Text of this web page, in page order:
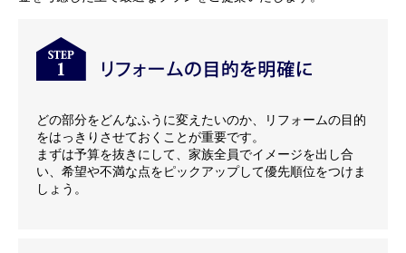
どの部分をどんなふうに変えたいのか、リフォームの目的
をはっきりさせておくことが重要です。
まずは予算を抜きにして、家族全員でイメージを出し合
い、希望や不満な点をピックアップして優先順位をつけま
しょう。